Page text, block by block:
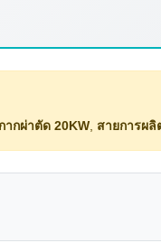
ากผ่าตัด 20KW สายการผลิ